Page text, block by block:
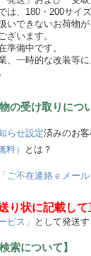
180・200サイズ
できないお荷物が
います。
備中です。
一時的な改装等
の受け取りに
らせ設定済みのお客
料）
とは？
「ご不在連絡ｅメール
状に記載して
ビス」 として発送
索について】